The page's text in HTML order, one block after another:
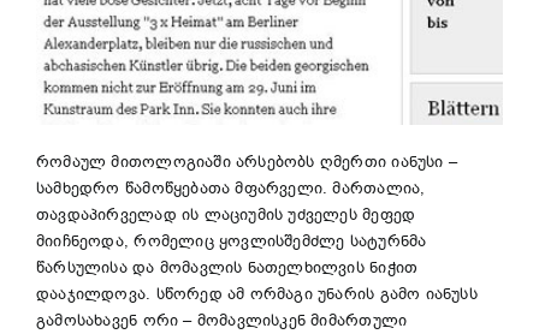
რომაულ მითოლოგიაში არსებობს ღმერთი იანუსი –
სამხედრო წამოწყებათა მფარველი. მართალია,
თავდაპირველად ის ლაციუმის უძველეს მეფედ
მიიჩნეოდა, რომელიც ყოვლისშემძლე სატურნმა
წარსულისა და მომავლის ნათელხილვის ნიჭით
დააჯილდოვა. სწორედ ამ ორმაგი უნარის გამო იანუსს
გამოსახავენ ორი – მომავლისკენ მიმართული